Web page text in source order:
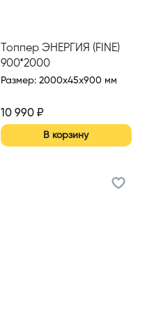
Топпер ЭНЕРГИЯ (FINE)
900*2000
Размер: 2000x45x900 мм
10 990₽
В корзину